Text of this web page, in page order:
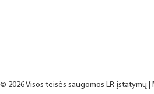
2026 Visos teisės saugomos LR įstatymų